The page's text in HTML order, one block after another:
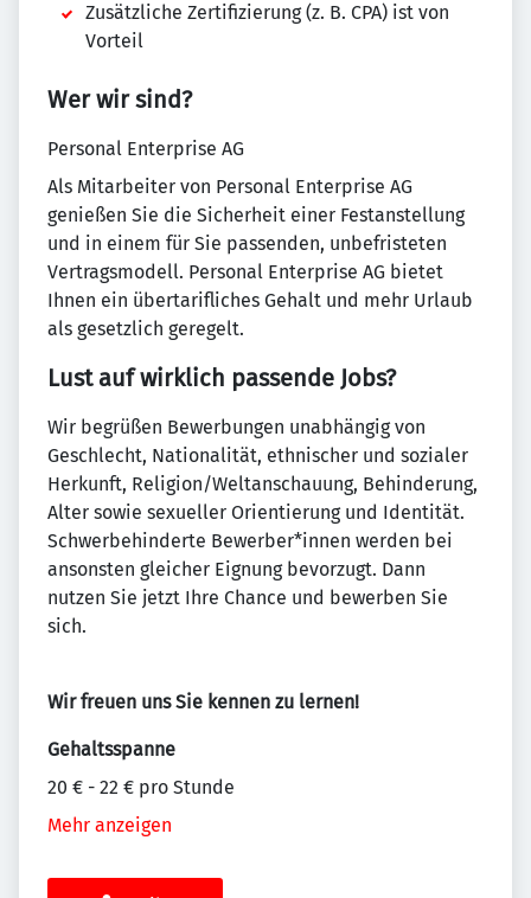
Zusätzliche Zertifizierung (z. B. CPA) ist von
Vorteil
Wer wir sind?
Personal Enterprise AG
Als Mitarbeiter von Personal Enterprise AG
genießen Sie die Sicherheit einer Festanstellung
und in einem für Sie passenden, unbefristeten
Vertragsmodell. Personal Enterprise AG bietet
Ihnen ein übertarifliches Gehalt und mehr Urlaub
als gesetzlich geregelt.
Lust auf wirklich passende Jobs?
Wir begrüßen Bewerbungen unabhängig von
Geschlecht, Nationalität, ethnischer und sozialer
Herkunft, Religion/Weltanschauung, Behinderung,
Alter sowie sexueller Orientierung und Identität.
Schwerbehinderte Bewerber*innen werden bei
ansonsten gleicher Eignung bevorzugt. Dann
nutzen Sie jetzt Ihre Chance und bewerben Sie
sich.
Wir freuen uns Sie kennen zu lernen!
Gehaltsspanne
20 € - 22 € pro Stunde
Mehr anzeigen